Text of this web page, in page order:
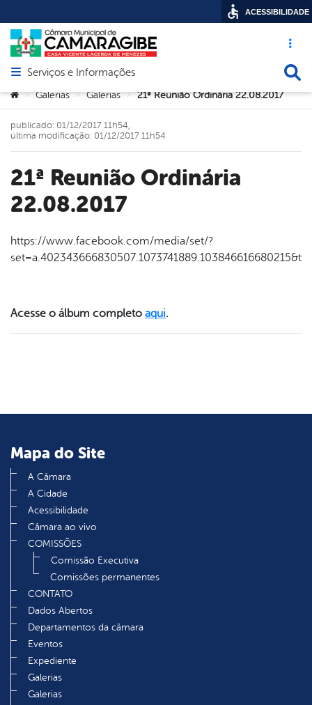
Acesso
Abrir menu principal de navegação
Serviços e Informações
Você está aqui:
> Galerias > Galerias > 21ª Reunião Ordinária 22.08.2017
21ª Reunião Ordinária
22.08.2017
publicado: 01/12/2017 11h54,
última modificação: 01/12/2017 11h54
https://www.facebook.com/media/set/?
Acesse o álbum completo aqui.
Mapa do Site
A Câmara
A Cidade
Acessibilidade
Câmara ao vivo
COMISSÕES
Comissão Executiva
Comissões permanentes
CONTATO
Dados Abertos
Departamentos da câmara
Eventos
Expediente
Galerias
Galerias
ACESSIBILIDADE